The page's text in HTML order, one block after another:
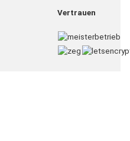
Vertrauen